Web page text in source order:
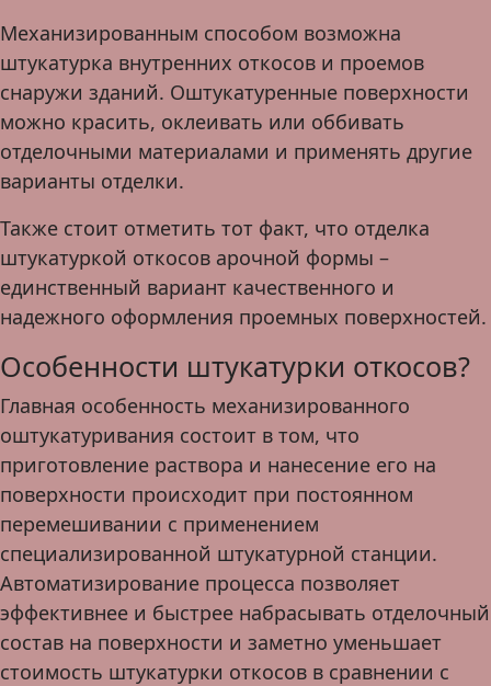
Механизированным способом возможна
штукатурка внутренних откосов и проемов
снаружи зданий. Оштукатуренные поверхности
можно красить, оклеивать или оббивать
отделочными материалами и применять другие
варианты отделки.
Также стоит отметить тот факт, что отделка
штукатуркой откосов арочной формы –
единственный вариант качественного и
надежного оформления проемных поверхностей.
Особенности штукатурки откосов?
Главная особенность механизированного
оштукатуривания состоит в том, что
приготовление раствора и нанесение его на
поверхности происходит при постоянном
перемешивании с применением
специализированной штукатурной станции.
Автоматизирование процесса позволяет
эффективнее и быстрее набрасывать отделочный
состав на поверхности и заметно уменьшает
стоимость штукатурки откосов в сравнении с